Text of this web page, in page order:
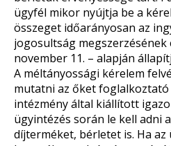
ügyfél mikor nyújtja be a
összeget időarányosan az
jogosultság megszerzésének
november 11. – alapján
A méltányossági kérelem
mutatni az őket foglalkoztató
intézmény által kiállított
ügyintézés során le kell adni
díjterméket, bérletet is. Ha